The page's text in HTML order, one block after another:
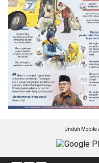
Unduh Mobile